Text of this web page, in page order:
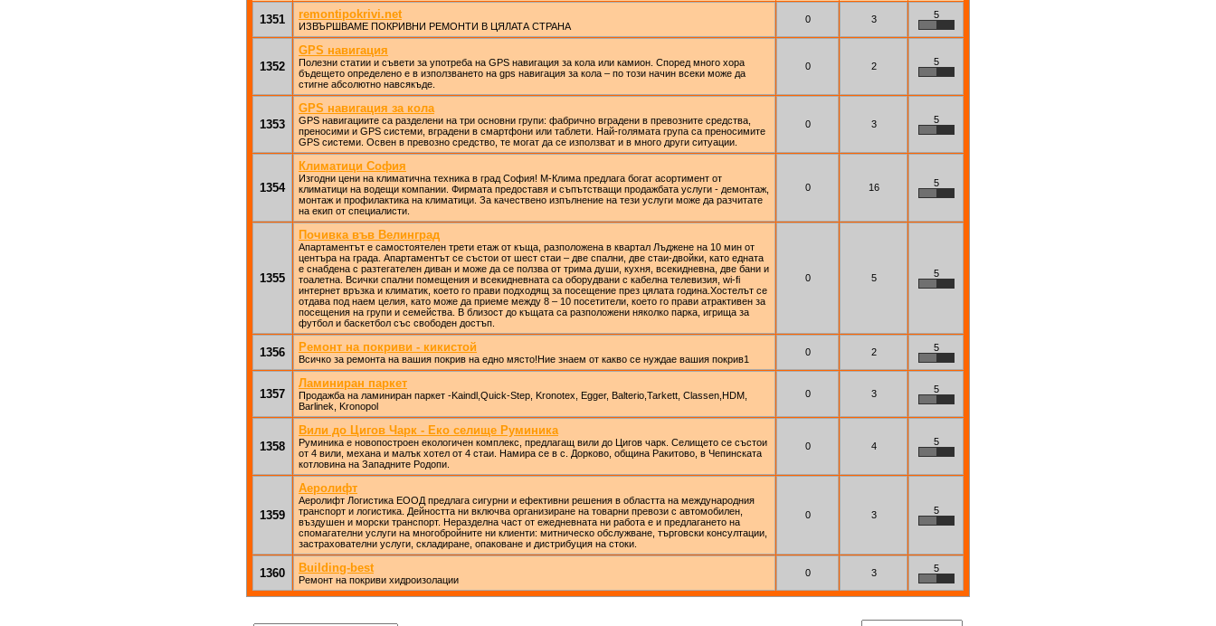
1351 remontipokrivi.net
ИЗВЪРШВАМЕ ПОКРИВНИ РЕМОНТИ В ЦЯЛАТА СТРАНА
0 3 5
1352
GPS навигация
Полезни статии и съвети за употреба на GPS навигация за кола или камион. Според много хора
бъдещето определено е в използването на gps навигация за кола – по този начин всеки може да
стигне абсолютно навсякъде.
0 2 5
1353
GPS навигация за кола
GPS навигациите са разделени на три основни групи: фабрично вградени в превозните средства,
преносими и GPS системи, вградени в смартфони или таблети. Най-голямата група са преносимите
GPS системи. Освен в превозно средство, те могат да се използват и в много други ситуации.
0 3 5
1354
Климатици София
Изгодни цени на климатична техника в град София! М-Клима предлага богат асортимент от
климатици на водещи компании. Фирмата предоставя и съпътстващи продажбата услуги - демонтаж,
монтаж и профилактика на климатици. За качествено изпълнение на тези услуги може да разчитате
на екип от специалисти.
0 16 5
1355
Почивка във Велинград
Апартаментът е самостоятелен трети етаж от къща, разположена в квартал Лъджене на 10 мин от
центъра на града. Апартаментът се състои от шест стаи – две спални, две стаи-двойки, като едната
е снабдена с разтегателен диван и може да се ползва от трима души, кухня, всекидневна, две бани и
тоалетна. Всички спални помещения и всекидневната са оборудвани с кабелна телевизия, wi-fi
интернет връзка и климатик, което го прави подходящ за посещение през цялата година.Хостелът се
отдава под наем целия, като може да приеме между 8 – 10 посетители, което го прави атрактивен за
посещения на групи и семейства. В близост до къщата са разположени няколко парка, игрища за
футбол и баскетбол със свободен достъп.
0 5 5
1356 Ремонт на покриви - кикистой
Всичко за ремонта на вашия покрив на едно място!Ние знаем от какво се нуждае вашия покрив1
0 2 5
1357
Ламиниран паркет
Продажба на ламиниран паркет -Kaindl,Quick-Step, Kronotex, Egger, Balterio,Tarkett, Classen,HDM,
Barlinek, Kronopol
0 3 5
1358
Вили до Цигов Чарк - Еко селище Руминика
Руминика е новопостроен екологичен комплекс, предлагащ вили до Цигов чарк. Селището се състои
от 4 вили, механа и малък хотел от 4 стаи. Намира се в с. Дорково, община Ракитово, в Чепинската
котловина на Западните Родопи.
0 4 5
1359
Аеролифт
Аеролифт Логистика ЕООД предлага сигурни и ефективни решения в областта на международния
транспорт и логистика. Дейността ни включва организиране на товарни превози с автомобилен,
въздушен и морски транспорт. Неразделна част от ежедневната ни работа е и предлагането на
спомагателни услуги на многобройните ни клиенти: митническо обслужване, търговски консултации,
застрахователни услуги, складиране, опаковане и дистрибуция на стоки.
0 3 5
1360 Building-best
Ремонт на покриви хидроизолации
0 3 5